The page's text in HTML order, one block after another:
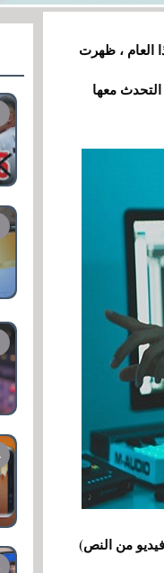
وبداية هذا العام ، ظهرت
معها
من النص)